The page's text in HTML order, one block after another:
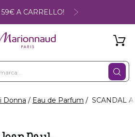
59€ A CARRELLO!
Donna Eau de Parfum SCANDAL